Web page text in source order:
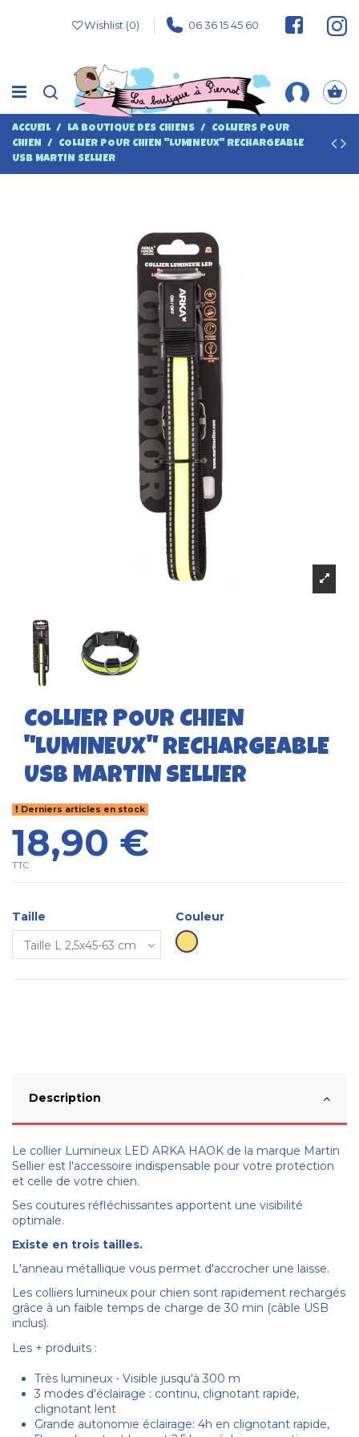
Wishlist (0) 06 36 15 45 60
ACCUEIL LA BOUTIQUE DES CHIENS
COLLIERS POUR
CHIEN
COLLIER POUR CHIEN "LUMINEUX" RECHARGEABLE
USB MARTIN SELLIER
COLLIER POUR CHIEN
"LUMINEUX" RECHARGEABLE
USB MARTIN SELLIER
Derniers articles en stock
18,90 €
TTC
Taille
Couleur
Jaune
Description
Le collier Lumineux LED ARKA HAOK de la marque Martin
Sellier est l'accessoire indispensable pour votre protection
et celle de votre chien.
Ses coutures réfléchissantes apportent une visibilité
optimale.
Existe en trois tailles.
L'anneau métallique vous permet d'accrocher une laisse.
Les colliers lumineux pour chien sont rapidement rechargés
grâce à un faible temps de charge de 30 min (câble USB
inclus).
Les + produits :
Très lumineux - Visible jusqu'à 300 m
3 modes d'éclairage : continu, clignotant rapide,
clignotant lent
Grande autonomie éclairage: 4h en clignotant rapide,